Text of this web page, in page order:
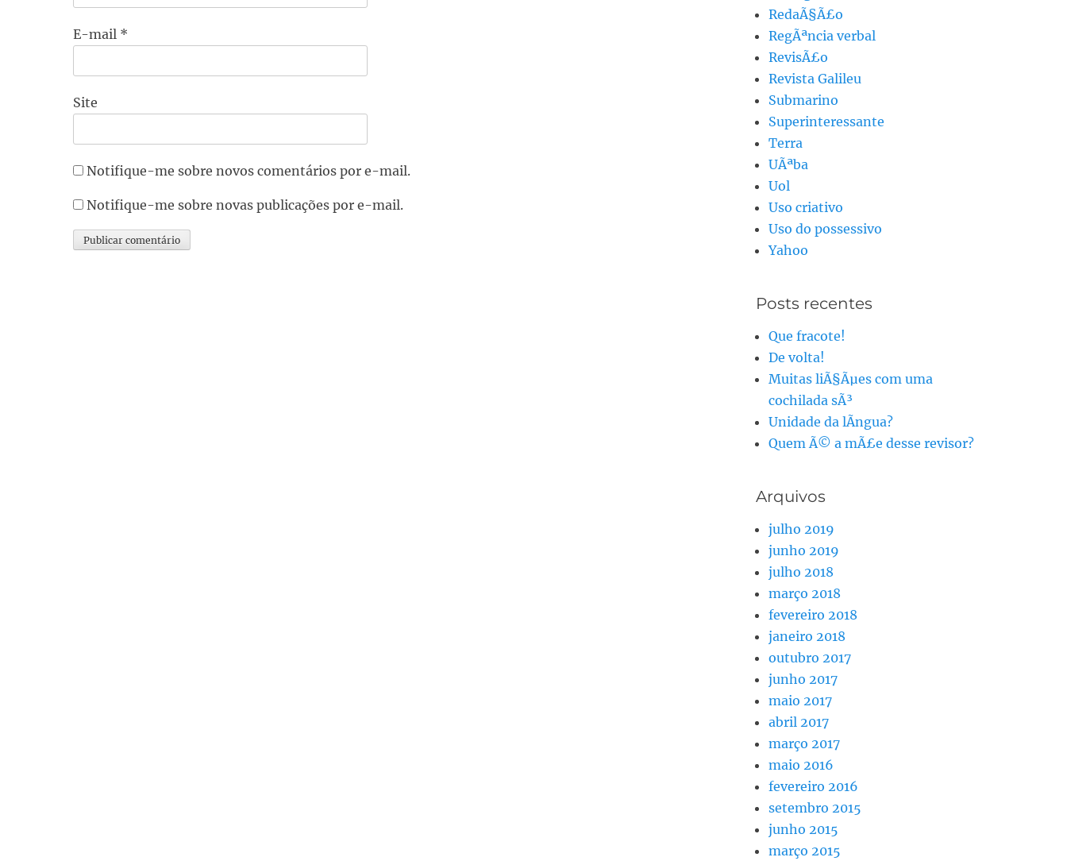
E-mail *
Site
Notifique-me sobre novos comentários por e-mail.
Notifique-me sobre novas publicações por e-mail.
RedaÃ§Ã£o
RegÃªncia verbal
RevisÃ£o
Revista Galileu
Submarino
Superinteressante
Terra
UÃªba
Uol
Uso criativo
Uso do possessivo
Yahoo
Posts recentes
Que fracote!
De volta!
Muitas liÃ§Ãµes com uma
cochilada sÃ³
Unidade da lÃ­ngua?
Quem Ã© a mÃ£e desse revisor?
Arquivos
julho 2019
junho 2019
julho 2018
março 2018
fevereiro 2018
janeiro 2018
outubro 2017
junho 2017
maio 2017
abril 2017
março 2017
maio 2016
fevereiro 2016
setembro 2015
junho 2015
março 2015